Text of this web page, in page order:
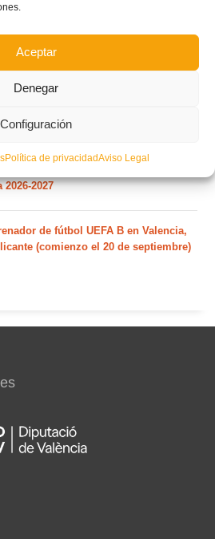
Aceptar
Denegar
Configuración
Política de privacidadAviso Legal
del grupo VI de Tercera Federación
2026/27 se sorteará el
Entrenador de fútbol Licencia UEFA
de septiembre)
2027
de fútbol UEFA B en Valencia,
(comienzo el 20 de septiembre)